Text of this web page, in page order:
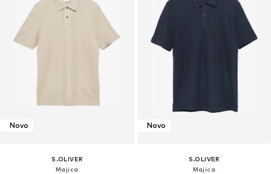
Novo
S.OLIVER
Majica
Novo
S.OLIVER
Majica